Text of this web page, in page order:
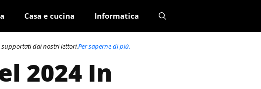
Casa e cucina Informatica
dai nostri lettori.Per saperne di più.
2024 In